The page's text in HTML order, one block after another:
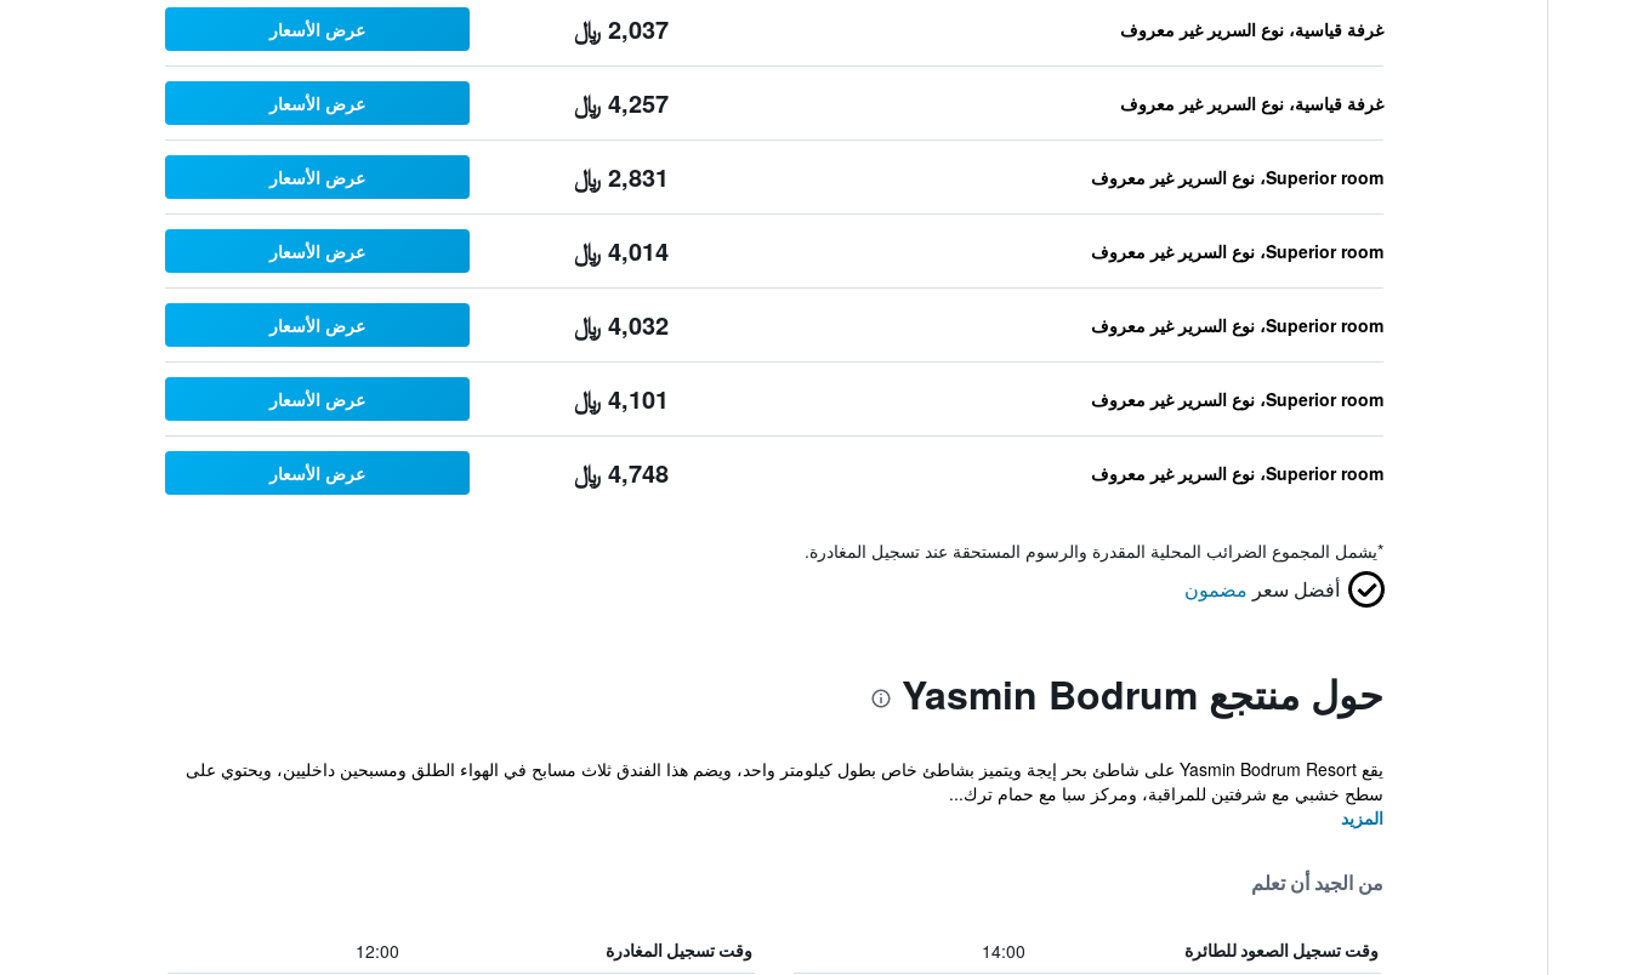
غرفة قياسية، نوع السرير غير معروف 2,037 ﷼ عرض الأسعار
غرفة قياسية، نوع السرير غير معروف 4,257 ﷼ عرض الأسعار
Superior room، نوع السرير غير معروف 2,831 ﷼ عرض الأسعار
Superior room، نوع السرير غير معروف 4,014 ﷼ عرض الأسعار
Superior room، نوع السرير غير معروف 4,032 ﷼ عرض الأسعار
Superior room، نوع السرير غير معروف 4,101 ﷼ عرض الأسعار
Superior room، نوع السرير غير معروف 4,748 ﷼ عرض الأسعار
*يشمل المجموع الضرائب المحلية المقدرة والرسوم المستحقة عند تسجيل المغادرة.
أفضل سعر مضمون
حول منتجع Yasmin Bodrum
يقع Yasmin Bodrum Resort على شاطئ بحر إيجة ويتميز بشاطئ خاص بطول كيلومتر واحد، ويضم هذا الفندق ثلاث مسابح في الهواء الطلق ومسبحين داخليين، ويحتوي على
سطح خشبي مع شرفتين للمراقبة، ومركز سبا مع حمام ترك...
المزيد
من الجيد أن تعلم
وقت تسجيل الصعود للطائرة 14:00 وقت تسجيل المغادرة 12:00